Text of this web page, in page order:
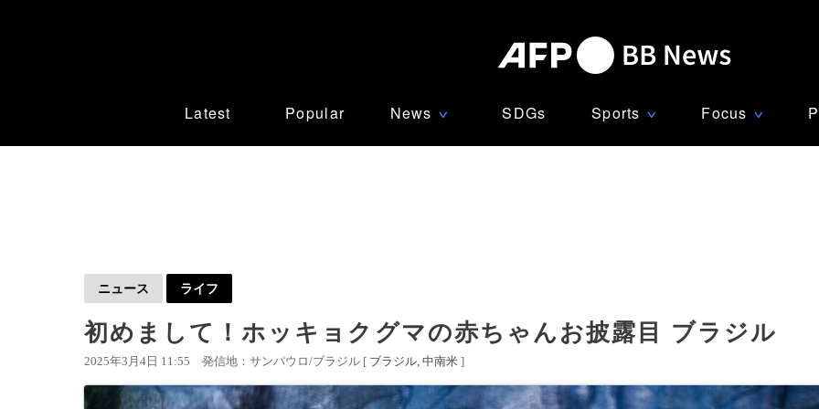
Latest Popular News ∨ SDGs Sports ∨ Focus ∨
ニュース ライフ
初めまして！ホッキョクグマの赤ちゃんお披露目 ブラジル
2025年3月4日 11:55 発信地：サンパウロ/ブラジル [ ブラジル 中南米 ]